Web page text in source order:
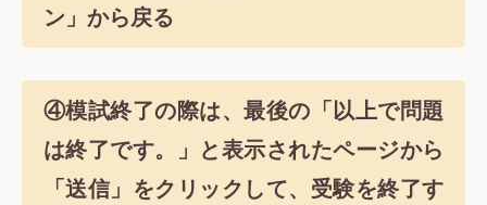
ン」から戻る
④模試終了の際は、最後の「以上で問題
は終了です。」と表示されたページから
「送信」をクリックして、受験を終了す